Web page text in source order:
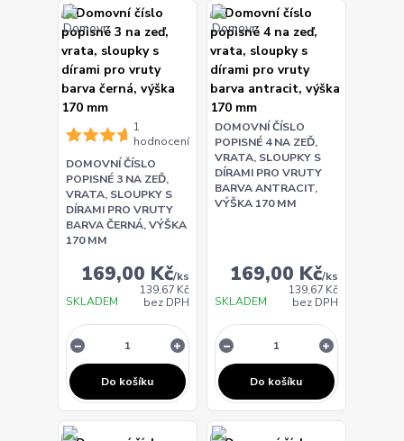
1
hodnocení
DOMOVNÍ ČÍSLO
POPISNÉ 3 NA ZEĎ,
VRATA, SLOUPKY S
DÍRAMI PRO VRUTY
BARVA ČERNÁ, VÝŠKA
170 MM
169,00 Kč/ks
139,67 Kč
bez DPH
SKLADEM
Do košíku
DOMOVNÍ ČÍSLO
POPISNÉ 4 NA ZEĎ,
VRATA, SLOUPKY S
DÍRAMI PRO VRUTY
BARVA ANTRACIT,
VÝŠKA 170 MM
169,00 Kč/ks
139,67 Kč
bez DPH
SKLADEM
Do košíku